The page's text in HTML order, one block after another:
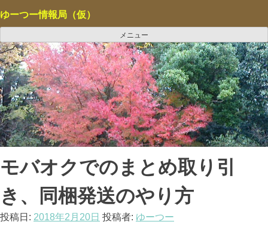
ン
ン
ツ
へ
ス
キ
ッ
プ
ゆーつー情報局（仮）
メニュー
モバオクでのまとめ取り引
き、同梱発送のやり方
投稿日: 2018年2月20日 投稿者: ゆーつー